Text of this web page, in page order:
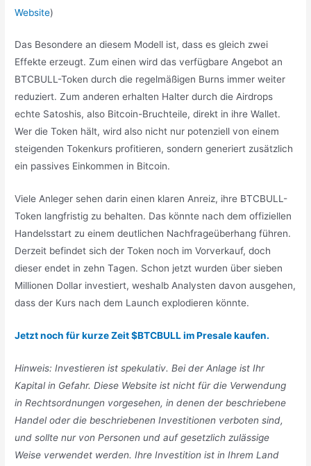
Website)
Das Besondere an diesem Modell ist, dass es gleich zwei
Effekte erzeugt. Zum einen wird das verfügbare Angebot an
BTCBULL-Token durch die regelmäßigen Burns immer weiter
reduziert. Zum anderen erhalten Halter durch die Airdrops
echte Satoshis, also Bitcoin-Bruchteile, direkt in ihre Wallet.
Wer die Token hält, wird also nicht nur potenziell von einem
steigenden Tokenkurs profitieren, sondern generiert zusätzlich
ein passives Einkommen in Bitcoin.
Viele Anleger sehen darin einen klaren Anreiz, ihre BTCBULL-
Token langfristig zu behalten. Das könnte nach dem offiziellen
Handelsstart zu einem deutlichen Nachfrageüberhang führen.
Derzeit befindet sich der Token noch im Vorverkauf, doch
dieser endet in zehn Tagen. Schon jetzt wurden über sieben
Millionen Dollar investiert, weshalb Analysten davon ausgehen,
dass der Kurs nach dem Launch explodieren könnte.
Jetzt noch für kurze Zeit $BTCBULL im Presale kaufen.
Hinweis: Investieren ist spekulativ. Bei der Anlage ist Ihr
Kapital in Gefahr. Diese Website ist nicht für die Verwendung
in Rechtsordnungen vorgesehen, in denen der beschriebene
Handel oder die beschriebenen Investitionen verboten sind,
und sollte nur von Personen und auf gesetzlich zulässige
Weise verwendet werden. Ihre Investition ist in Ihrem Land